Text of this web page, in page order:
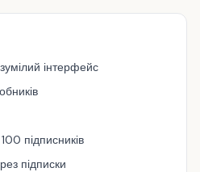
інтерфейс
підписників
підписки